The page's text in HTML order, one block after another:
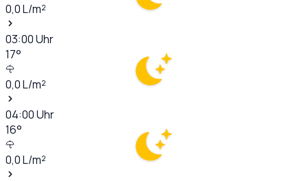
0,0L/m²
03:00Uhr
17°
0,0L/m²
04:00Uhr
16°
0,0L/m²